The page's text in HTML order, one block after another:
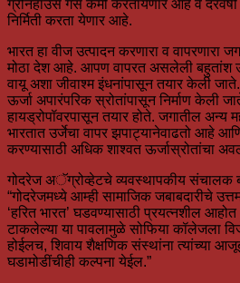
ग्रीनहाउस गॅस कमी करतायेणार आहे व
निर्मिती करता येणार आहे.
भारत हा वीज उत्पादन करणारा व वापरणारा
मोठा देश आहे. आपण वापरत असलेली बहुतांश
वायू अशा जीवाश्म इंधनांपासून तयार केली
ऊर्जा अपारंपरिक स्रोतांपासून निर्माण केली
हायड्रोपॉवरपासून तयार होते. जगातील अन्य
भारतात उर्जेचा वापर झपाट्यानेवाढतो आहे आणि
करण्यासाठी अधिक शाश्वत ऊर्जास्रोतांचा
गोदरेज अॅग्रोव्हेटचे व्यवस्थापकीय संचालक
“गोदरेजमध्ये आम्ही सामाजिक जबाबदारीचे
‘हरित भारत’ घडवण्यासाठी प्रयत्नशील
टाकलेल्या या पावलामुळे सोफिया कॉलेजला
होईलच, शिवाय शैक्षणिक संस्थांना त्यांच्या
घडामोडींचीही कल्पना येईल.”